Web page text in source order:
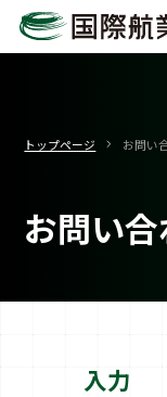
トップページ お問い
お問い
入力